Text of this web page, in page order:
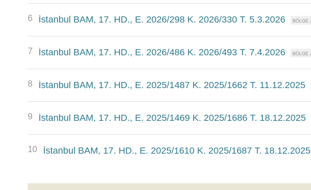
6 İstanbul BAM, 17. HD., E. 2026/298 K. 2026/330 T. 5.3.2026
7 İstanbul BAM, 17. HD., E. 2026/486 K. 2026/493 T. 7.4.2026
8 İstanbul BAM, 17. HD., E. 2025/1487 K. 2025/1662 T. 11.12.2025
9 İstanbul BAM, 17. HD., E. 2025/1469 K. 2025/1686 T. 18.12.2025
10 İstanbul BAM, 17. HD., E. 2025/1610 K. 2025/1687 T. 18.12.2025